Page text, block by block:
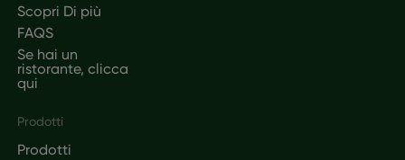
Scopri Di più
FAQS
Se hai un
ristorante, clicca
qui
Prodotti
Prodotti